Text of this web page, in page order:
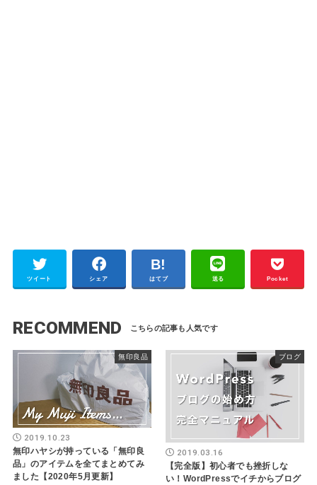
ツイート シェア はてブ 送る Pocket
RECOMMEND
無印良品
2019.10.23
無印ハヤシが持っている「無印良
品」のアイテムを全てまとめてみ
ました【2020年5月更新】
ブログ
2019.03.16
【完全版】初心者でも挫折しな
い！WordPressでイチからブログ